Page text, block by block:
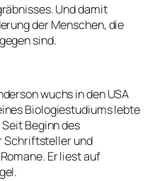
Und damit
der Menschen, die
sind.
wuchs in den USA
Biologiestudiums lebte
Beginn des
Schriftsteller und
Er liest auf